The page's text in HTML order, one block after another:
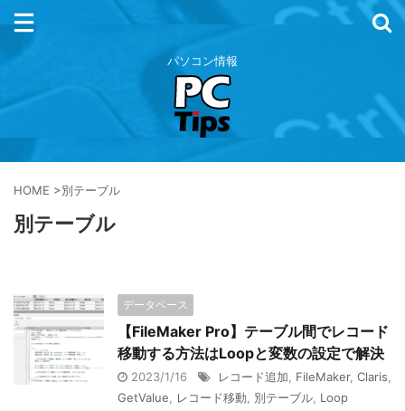
パソコン情報
HOME >別テーブル
別テーブル
データベース
【FileMaker Pro】テーブル間でレコード
移動する方法はLoopと変数の設定で解決
2023/1/16 レコード追加 FileMaker, Claris
GetValue
レコード移動 別テーブル Loop